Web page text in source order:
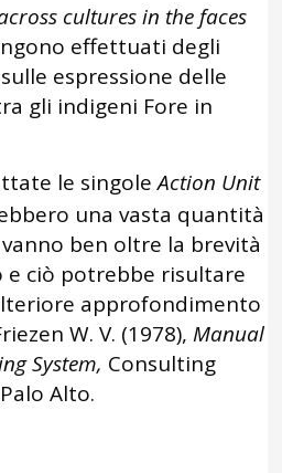
cultures in the faces
effettuati degli
espressione delle
gli indigeni Fore in
le singoleAction Unit
una vasta quantità
ben oltre la brevità
ciò potrebbe risultare
approfondimento
W. V. (1978),Manual
System, Consulting
Alto.